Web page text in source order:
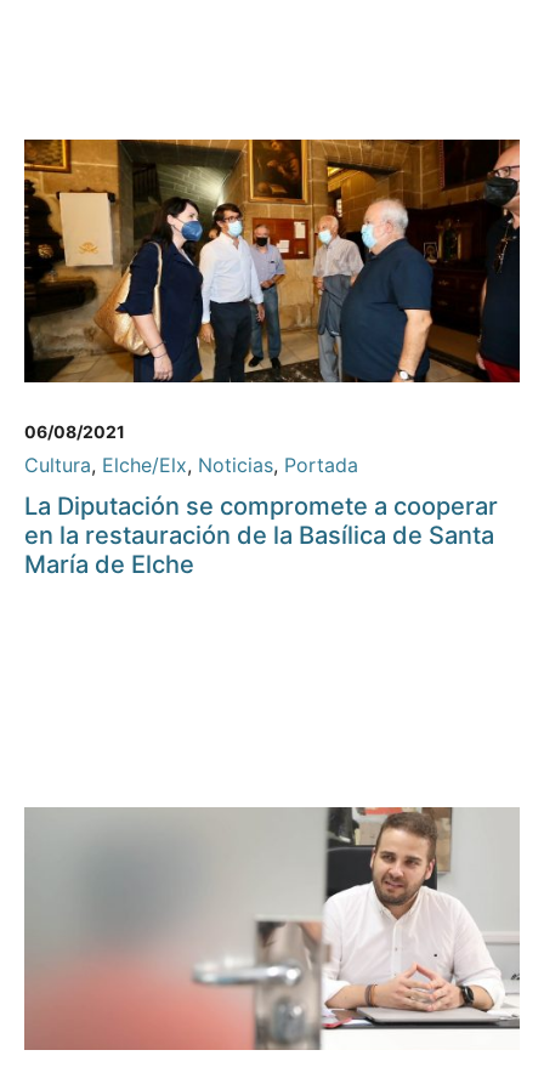
06/08/2021
Cultura, Elche/Elx, Noticias, Portada
La Diputación se compromete a cooperar
en la restauración de la Basílica de Santa
María de Elche